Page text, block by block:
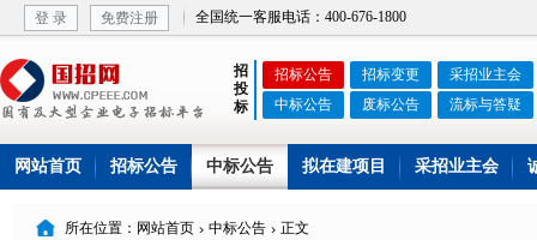
登 录 免费注册 全国统一客服电话：400-676-1800
招
投
标
招标公告 招标变更
采招业主会
中标公告
废标公告 流标与答疑
网站首页 招标公告 中标公告 拟在建项目 采招业主会
 所在位置：网站首页  中标公告  正文